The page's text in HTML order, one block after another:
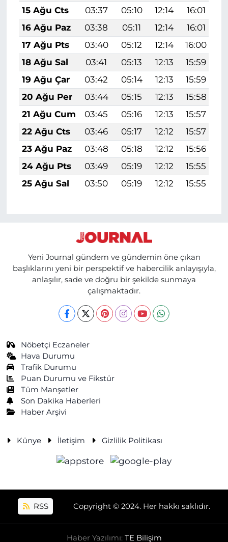
15 Ağu Cts
03:37 05:10 12:14 16:01
16 Ağu Paz
03:38 05:11 12:14 16:01
17 Ağu Pts
03:40 05:12 12:14 16:00
18 Ağu Sal
03:41 05:13 12:13 15:59
19 Ağu Çar
03:42 05:14 12:13 15:59
20 Ağu Per
03:44 05:15 12:13 15:58
21 Ağu Cum
03:45 05:16 12:13 15:57
22 Ağu Cts
03:46 05:17 12:12 15:57
23 Ağu Paz
03:48 05:18 12:12 15:56
24 Ağu Pts
03:49 05:19 12:12 15:55
25 Ağu Sal
03:50 05:19 12:12 15:55
Yeni Journal gündem ve gündemin öne çıkan
başlıklarını yeni bir perspektif ve habercilik anlayışıyla,
anlaşılır, sade ve doğru bir şekilde sunmaya
çalışmaktadır.
Nöbetçi Eczaneler
Hava Durumu
Trafik Durumu
Puan Durumu ve Fikstür
Tüm Manşetler
Son Dakika Haberleri
Haber Arşivi
Künye İletişim Gizlilik Politikası
RSS Copyright © 2024. Her hakkı saklıdır.
Haber Yazılımı: TE Bilişim